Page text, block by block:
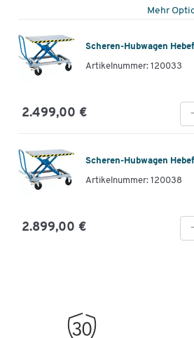
Mehr
Scheren-Hubwagen
Artikelnummer: 120033
2.499,00 € -
Scheren-Hubwagen
Artikelnummer: 120038
2.899,00 € -